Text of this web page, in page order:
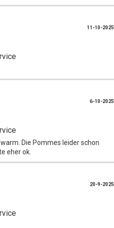
11-10-2025
Die Pommes leider schon
eher ok.
6-10-2025
20-9-2025